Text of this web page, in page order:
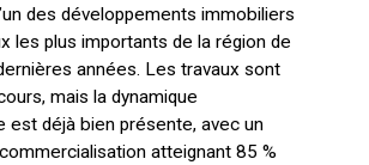
des développements immobiliers
les plus importants de la région de
années. Les travaux sont
mais la dynamique
est déjà bien présente, avec un
atteignant 85 %